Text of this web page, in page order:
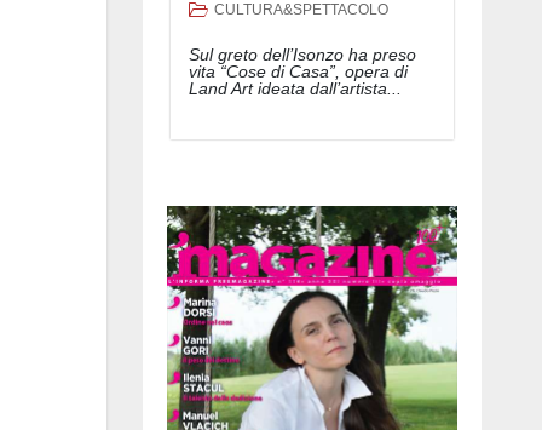
CULTURA&SPETTACOLO
Sul greto dell’Isonzo ha preso
vita “Cose di Casa”, opera di
Land Art ideata dall’artista...